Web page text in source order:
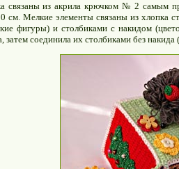
связаны из акрила крючком № 2 самым
см. Мелкие элементы связаны из хлопка
фигуры) и столбиками с накидом
затем соединила их столбиками без накида